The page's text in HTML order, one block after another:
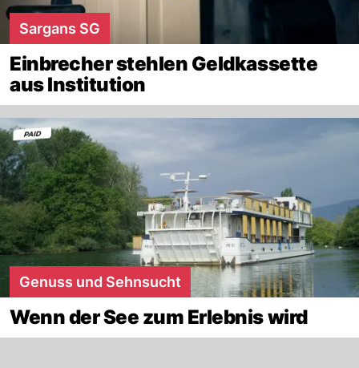
Sargans SG
Einbrecher stehlen Geldkassette
aus Institution
Genuss und Sehnsucht
Wenn der See zum Erlebnis wird